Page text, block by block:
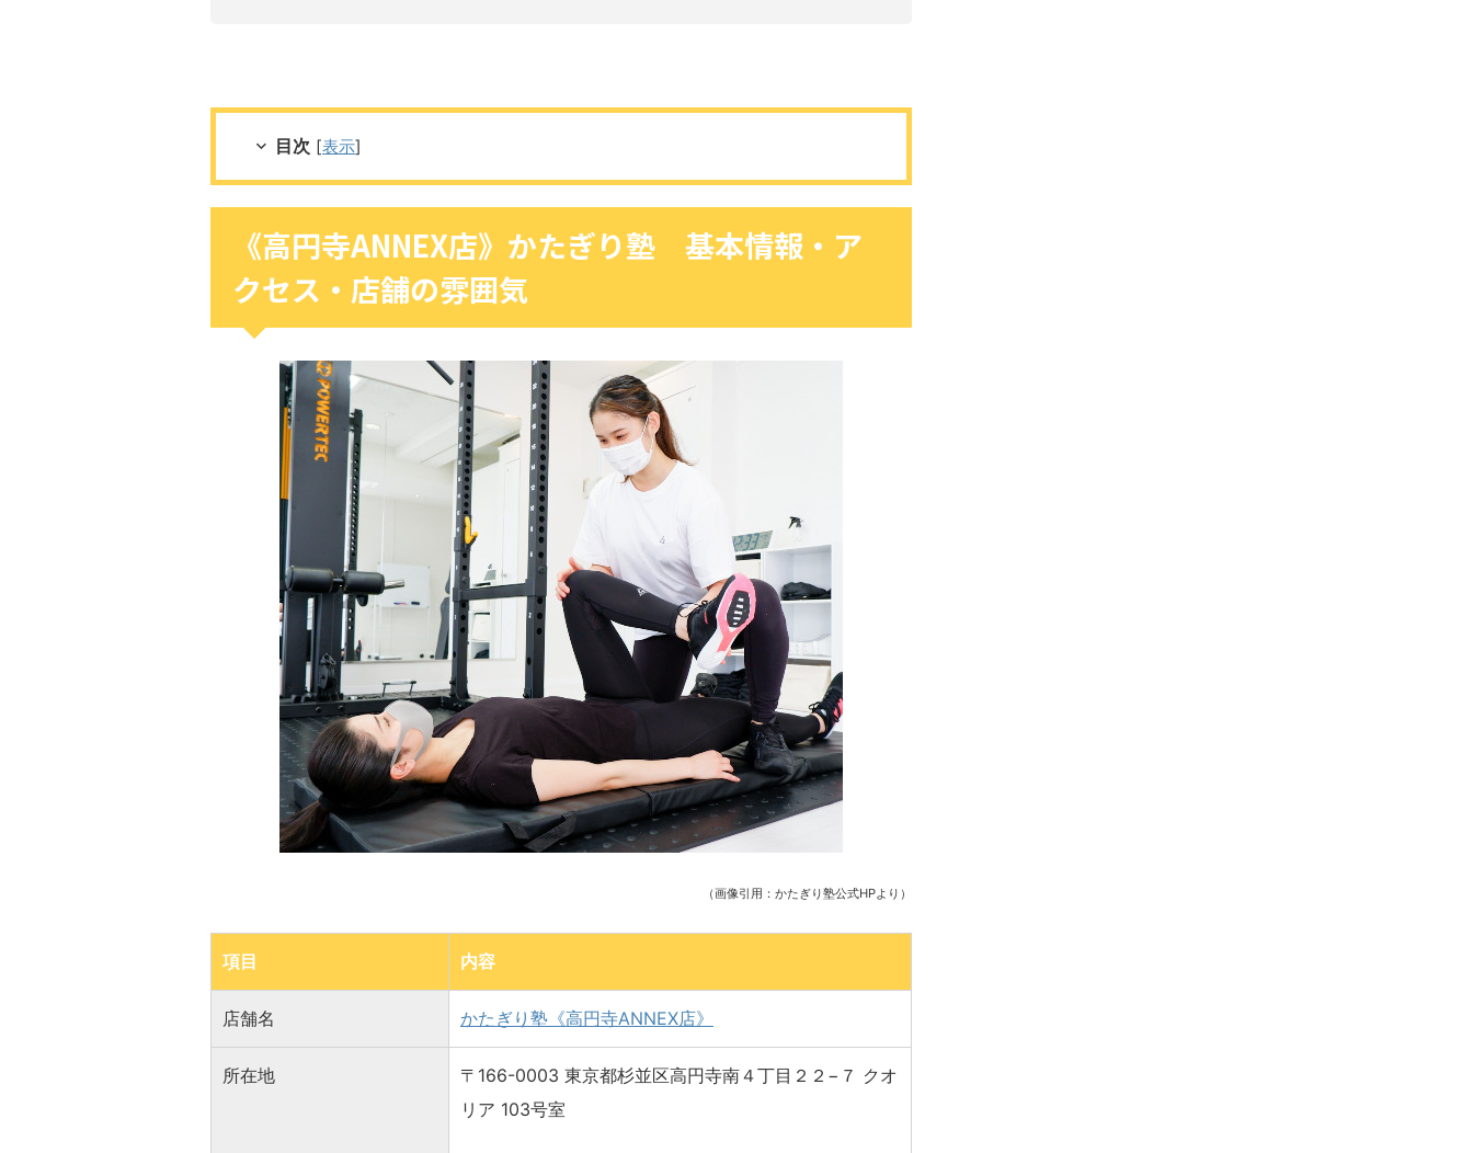
目次 [表示]
《高円寺ANNEX店》かたぎり塾 基本情報・ア
クセス・店舗の雰囲気
（画像引用：かたぎり塾公式HPより）
項目 内容
店舗名 かたぎり塾《高円寺ANNEX店》
所在地
〒166-0003 東京都杉並区高円寺南４丁目２２−７ クオ
リア 103号室